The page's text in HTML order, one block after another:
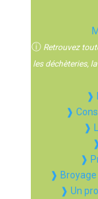
ⓘ Retrouvez
les déchèteries,
❱
❱
❱
❱
❱ Broyage
❱ Un